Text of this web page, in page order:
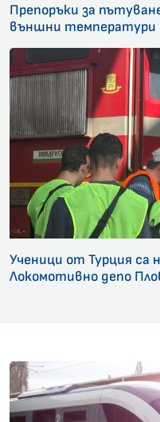
Препоръки за
външни температури
Ученици от Турция са
Локомотивно депо